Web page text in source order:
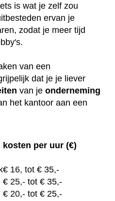
is wat je zelf zou
ervan je
zodat je meer tijd
van een
dat je je liever
van je onderneming
het kantoor aan een
kosten per uur (€)
€ 16, tot € 35,-
€ 25,- tot € 35,-
€ 20,- tot € 25,-